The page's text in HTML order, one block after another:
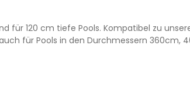
für 120 cm tiefe Pools. Kompatibel zu
für Pools in den Durchmessern 360cm,